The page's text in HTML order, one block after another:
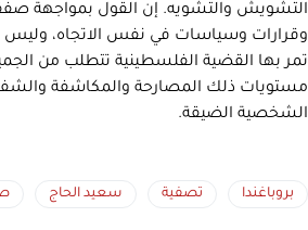
التشويش والتشويه. إن القول بمواجهة
وقرارات وسياسات في نفس الاتجاه، وليس
تمر بها القضية الفلسطينية تتطلب من
مستويات ذلك المصارحة والمكاشفة
الشخصية الضيقة.
بروباغندا تصفية سعيد الحاج